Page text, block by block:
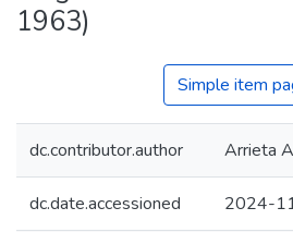
Collections
Statistics
1963)
Simple item
dc.contributor.author Arrieta
dc.date.accessioned 2024-